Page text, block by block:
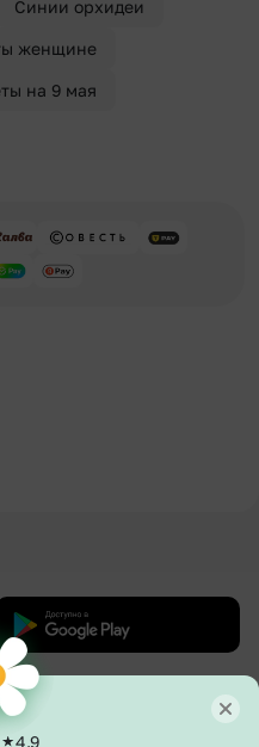
Синии орхидеи
женщине
на 9 мая
4.9